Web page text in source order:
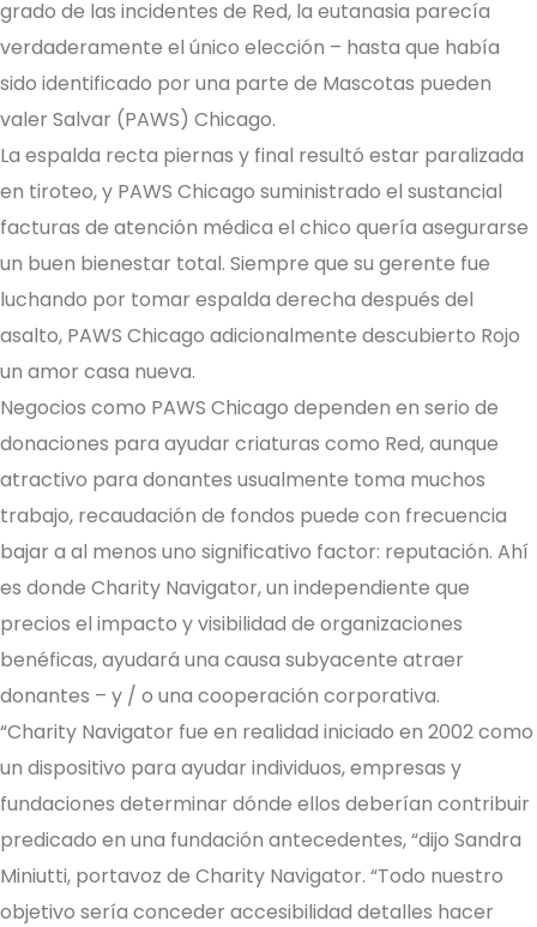
grado de las incidentes de Red, la eutanasia parecía
verdaderamente el único elección – hasta que había
sido identificado por una parte de Mascotas pueden
valer Salvar (PAWS) Chicago.
La espalda recta piernas y final resultó estar paralizada
en tiroteo, y PAWS Chicago suministrado el sustancial
facturas de atención médica el chico quería asegurarse
un buen bienestar total. Siempre que su gerente fue
luchando por tomar espalda derecha después del
asalto, PAWS Chicago adicionalmente descubierto Rojo
un amor casa nueva.
Negocios como PAWS Chicago dependen en serio de
donaciones para ayudar criaturas como Red, aunque
atractivo para donantes usualmente toma muchos
trabajo, recaudación de fondos puede con frecuencia
bajar a al menos uno significativo factor: reputación. Ahí
es donde Charity Navigator, un independiente que
precios el impacto y visibilidad de organizaciones
benéficas, ayudará una causa subyacente atraer
donantes – y / o una cooperación corporativa.
“Charity Navigator fue en realidad iniciado en 2002 como
un dispositivo para ayudar individuos, empresas y
fundaciones determinar dónde ellos deberían contribuir
predicado en una fundación antecedentes, “dijo Sandra
Miniutti, portavoz de Charity Navigator. “Todo nuestro
objetivo sería conceder accesibilidad detalles hacer